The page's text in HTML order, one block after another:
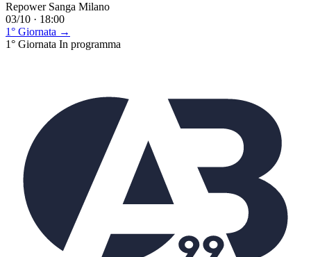
Repower Sanga Milano
03/10 · 18:00
1° Giornata →
1° Giornata In programma